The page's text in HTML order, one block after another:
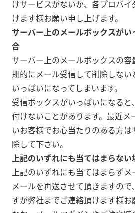
けサービスがないか、各プロバ
けます様お願い申し上げます。
サーバー上のメールボックスが
合
サーバー上のメールボックスの容
期的にメール受信して削除しない
いっぱいになってしまいます。
受信ボックスがいっぱいになると
付けないことがあります。最近メ
いお客様でお心当たりのある方
除して下さい。
上記のいずれにも当てはまらない
上記のいずれにも当てはまらずメ
メールを再送させて頂きますので
すが弊社までご連絡頂けます様お